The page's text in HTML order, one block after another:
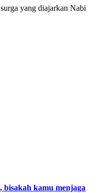
yang diajarkan Nabi
kamu menjaga